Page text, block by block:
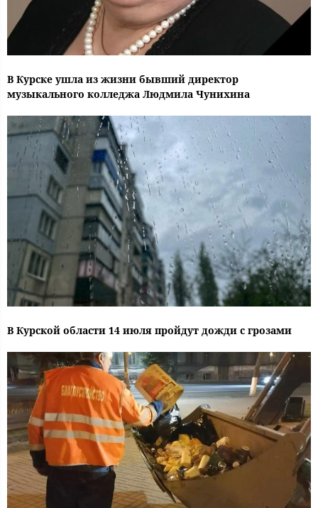
В Курске ушла из жизни бывший директор
музыкального колледжа Людмила Чунихина
В Курской области 14 июля пройдут дожди с грозами